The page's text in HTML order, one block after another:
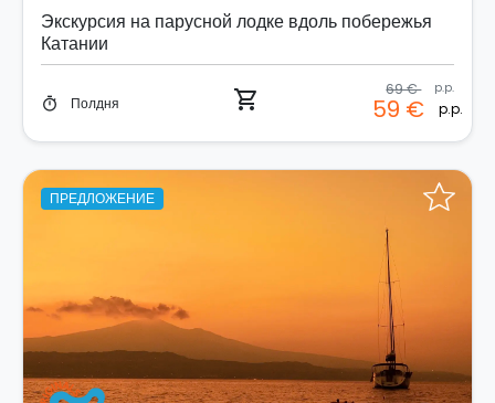
Экскурсия на парусной лодке вдоль побережья
Катании
timer Полдня shopping_cart 69 € p.p.
59 € p.p.
ПРЕДЛОЖЕНИЕ